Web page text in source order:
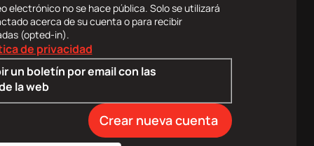
electrónico no se hace pública. Solo se utilizará
acerca de su cuenta o para recibir
(opted-in).
de privacidad
un boletín por email con las
la web